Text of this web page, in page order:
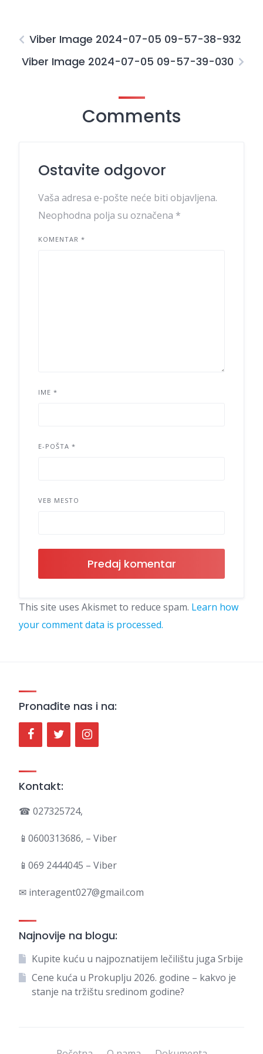
Viber Image 2024-07-05 09-57-38-932
Viber Image 2024-07-05 09-57-39-030
Comments
Ostavite odgovor
Vaša adresa e-pošte neće biti objavljena.
Neophodna polja su označena *
KOMENTAR *
IME *
E-POŠTA *
VEB MESTO
This site uses Akismet to reduce spam. Learn how
your comment data is processed.
Pronađite nas i na:
Kontakt:
☎ 027325724,
📱0600313686, – Viber
📱069 2444045 – Viber
✉ interagent027@gmail.com
Najnovije na blogu:
Kupite kuću u najpoznatijem lečilištu juga Srbije
Cene kuća u Prokuplju 2026. godine – kakvo je
stanje na tržištu sredinom godine?